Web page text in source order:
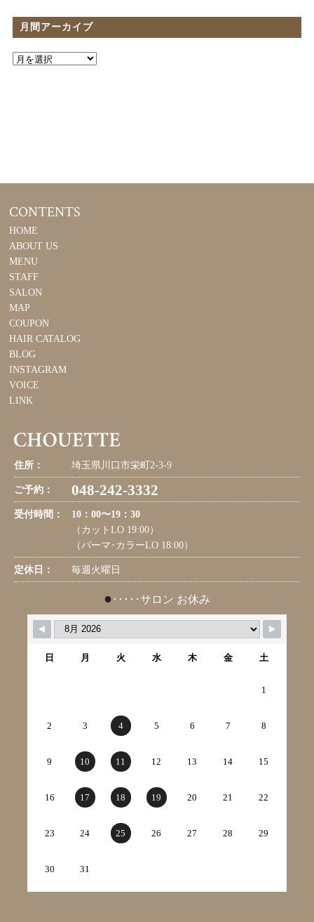
月間アーカイブ
CONTENTS
HOME
ABOUT US
MENU
STAFF
SALON
MAP
COUPON
HAIR CATALOG
BLOG
INSTAGRAM
VOICE
LINK
住所： 埼玉県川口市栄町2-3-9
ご予約： 048-242-3332
受付時間：
10：00〜19：30
（カットLO 19:00）
（パーマ･カラーLO 18:00）
定休日： 毎週火曜日
● ･････サロン お休み
日 月 火 水 木 金 土
1
2 3 4 5 6 7 8
9 10 11 12 13 14 15
16 17 18 19 20 21 22
23 24 25 26 27 28 29
30 31